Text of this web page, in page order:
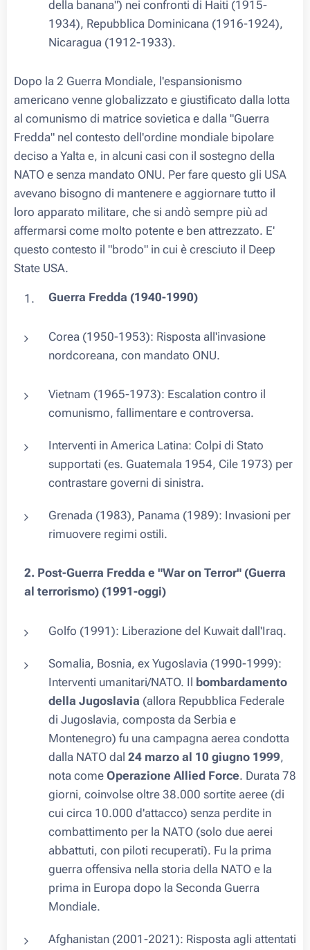
della banana") nei confronti di Haiti (1915-
1934), Repubblica Dominicana (1916-1924),
Nicaragua (1912-1933).
Dopo la 2 Guerra Mondiale, l'espansionismo
americano venne globalizzato e giustificato dalla lotta
al comunismo di matrice sovietica e dalla "Guerra
Fredda" nel contesto dell'ordine mondiale bipolare
deciso a Yalta e, in alcuni casi con il sostegno della
NATO e senza mandato ONU. Per fare questo gli USA
avevano bisogno di mantenere e aggiornare tutto il
loro apparato militare, che si andò sempre più ad
affermarsi come molto potente e ben attrezzato. E'
questo contesto il "brodo" in cui è cresciuto il Deep
State USA.
Guerra Fredda (1940-1990)
Corea (1950-1953): Risposta all'invasione
nordcoreana, con mandato ONU.
Vietnam (1965-1973): Escalation contro il
comunismo, fallimentare e controversa.
Interventi in America Latina: Colpi di Stato
supportati (es. Guatemala 1954, Cile 1973) per
contrastare governi di sinistra.
Grenada (1983), Panama (1989): Invasioni per
rimuovere regimi ostili.
2. Post-Guerra Fredda e "War on Terror" (Guerra
al terrorismo) (1991-oggi)
Golfo (1991): Liberazione del Kuwait dall'Iraq.
Somalia, Bosnia, ex Yugoslavia (1990-1999):
Interventi umanitari/NATO. Il bombardamento
della Jugoslavia (allora Repubblica Federale
di Jugoslavia, composta da Serbia e
Montenegro) fu una campagna aerea condotta
dalla NATO dal 24 marzo al 10 giugno 1999,
nota come Operazione Allied Force. Durata 78
giorni, coinvolse oltre 38.000 sortite aeree (di
cui circa 10.000 d'attacco) senza perdite in
combattimento per la NATO (solo due aerei
abbattuti, con piloti recuperati). Fu la prima
guerra offensiva nella storia della NATO e la
prima in Europa dopo la Seconda Guerra
Mondiale.
Afghanistan (2001-2021): Risposta agli attentati